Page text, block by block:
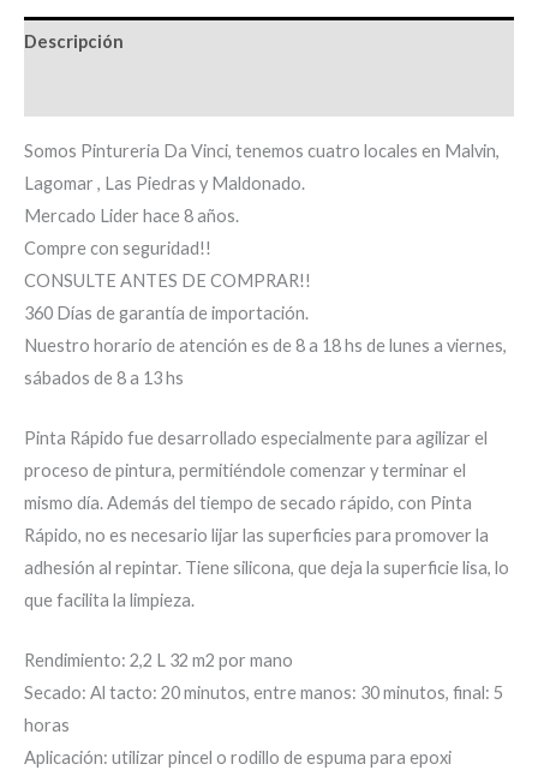
Descripción
Somos Pintureria Da Vinci, tenemos cuatro locales en Malvin,
Lagomar , Las Piedras y Maldonado.
Mercado Lider hace 8 años.
Compre con seguridad!!
CONSULTE ANTES DE COMPRAR!!
360 Días de garantía de importación.
Nuestro horario de atención es de 8 a 18 hs de lunes a viernes,
sábados de 8 a 13 hs
Pinta Rápido fue desarrollado especialmente para agilizar el
proceso de pintura, permitiéndole comenzar y terminar el
mismo día. Además del tiempo de secado rápido, con Pinta
Rápido, no es necesario lijar las superficies para promover la
adhesión al repintar. Tiene silicona, que deja la superficie lisa, lo
que facilita la limpieza.
Rendimiento: 2,2 L 32 m2 por mano
Secado: Al tacto: 20 minutos, entre manos: 30 minutos, final: 5
horas
Aplicación: utilizar pincel o rodillo de espuma para epoxi